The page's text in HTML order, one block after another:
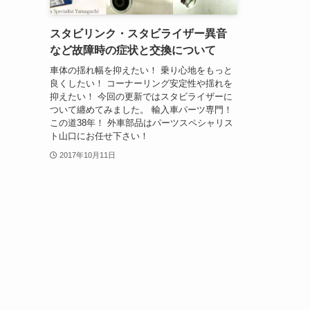
スタビリンク・スタビライザー異音
など故障時の症状と交換について
車体の揺れ幅を抑えたい！ 乗り心地をもっと
良くしたい！ コーナーリング安定性や揺れを
抑えたい！ 今回の更新ではスタビライザーに
ついて纏めてみました。 輸入車パーツ専門！
この道38年！ 外車部品はパーツスペシャリス
ト山口にお任せ下さい！
2017年10月11日